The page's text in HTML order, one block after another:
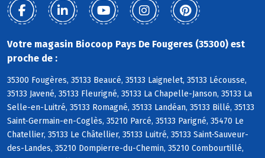
Votre magasin Biocoop Pays De Fougeres (35300) est
proche de :
35300 Fougères, 35133 Beaucé, 35133 Laignelet, 35133 Lécousse,
35133 Javené, 35133 Fleurigné, 35133 La Chapelle-Janson, 35133 La
Selle-en-Luitré, 35133 Romagné, 35133 Landéan, 35133 Billé, 35133
Saint-Germain-en-Coglès, 35210 Parcé, 35133 Parigné, 35470 Le
Chatellier, 35133 Le Châtellier, 35133 Luitré, 35133 Saint-Sauveur-
des-Landes, 35210 Dompierre-du-Chemin, 35210 Combourtillé,